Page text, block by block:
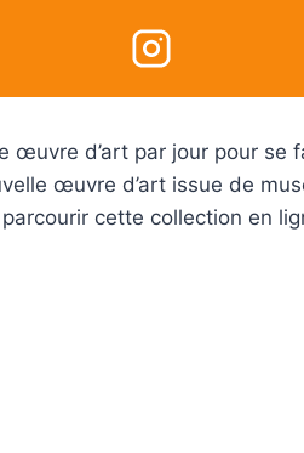
œuvre d’art par jour pour se
œuvre d’art issue de
cette collection en